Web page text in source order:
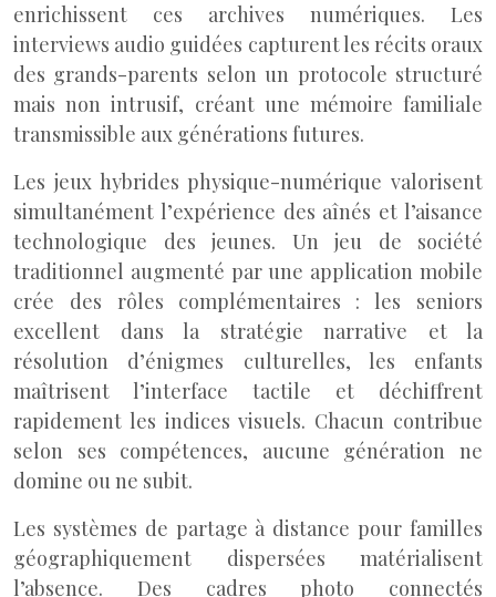
enrichissent ces archives numériques. Les
interviews audio guidées capturent les récits oraux
des grands-parents selon un protocole structuré
mais non intrusif, créant une mémoire familiale
transmissible aux générations futures.
Les jeux hybrides physique-numérique valorisent
simultanément l’expérience des aînés et l’aisance
technologique des jeunes. Un jeu de société
traditionnel augmenté par une application mobile
crée des rôles complémentaires : les seniors
excellent dans la stratégie narrative et la
résolution d’énigmes culturelles, les enfants
maîtrisent l’interface tactile et déchiffrent
rapidement les indices visuels. Chacun contribue
selon ses compétences, aucune génération ne
domine ou ne subit.
Les systèmes de partage à distance pour familles
géographiquement dispersées matérialisent
l’absence. Des cadres photo connectés